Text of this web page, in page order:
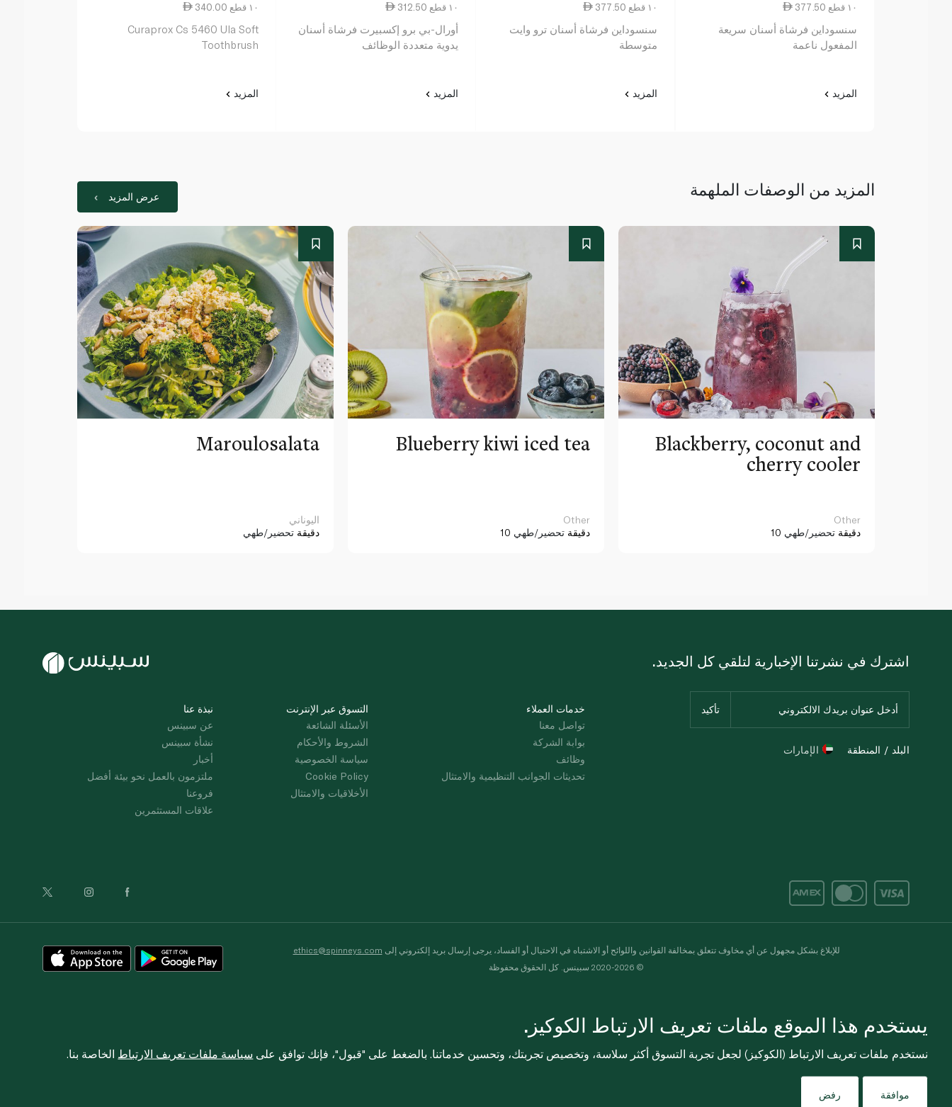
377.50 ١٠ قطع
سنسوداين فرشاة أسنان سريعة
المفعول ناعمة
المزيد
377.50 ١٠ قطع
سنسوداين فرشاة أسنان ترو وايت
متوسطة
المزيد
312.50 ١٠ قطع
أورال-بي برو إكسبيرت فرشاة أسنان
يدوية متعددة الوظائف
المزيد
340.00 ١٠ قطع
Curaprox Cs 5460 Ula Soft
Toothbrush
المزيد
المزيد من الوصفات الملهمة عرض المزيد
Maroulosalata
اليوناني
دقيقة تحضير/طهي
Blueberry kiwi iced tea
Other
10 دقيقة تحضير/طهي
Blackberry, coconut and
cherry cooler
Other
10 دقيقة تحضير/طهي
نبذة عنا
عن سبينس
نشأة سبينس
أخبار
ملتزمون بالعمل نحو بيئة أفضل
فروعنا
علاقات المستثمرين
التسوق عبر الإنترنت
الأسئلة الشائعة
الشروط والأحكام
سياسة الخصوصية
Cookie Policy
الأخلاقيات والامتثال
خدمات العملاء
تواصل معنا
بوابة الشركة
وظائف
تحديثات الجوانب التنظيمية والامتثال
اشترك في نشرتنا الإخبارية لتلقي كل الجديد.
البلد / المنطقة الإمارات
للإبلاغ بشكل مجهول عن أي مخاوف تتعلق بمخالفة القوانين واللوائح أو الاشتباه في الاحتيال أو الفساد، يرجى إرسال بريد إلكتروني إلى ethics@spinneys.com
© 2020-2026 سبينس. كل الحقوق محفوظة
يستخدم هذا الموقع ملفات تعريف الارتباط الكوكيز.
نستخدم ملفات تعريف الارتباط (الكوكيز) لجعل تجربة التسوق أكثر سلاسة، وتخصيص تجربتك، وتحسين خدماتنا. بالضغط على "قبول"، فإنك توافق على سياسة ملفات تعريف الارتباط الخاصة بنا.
موافقة رفض